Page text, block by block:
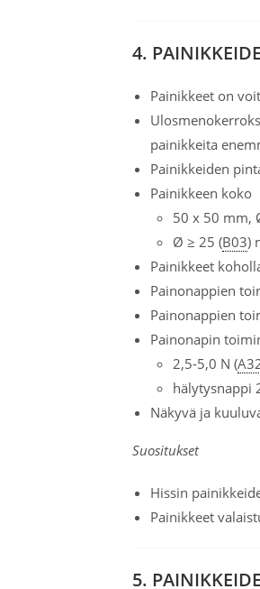
4.
Painikkeet on
painikkeita
Painikkeiden
Painikkeen koko
50 x 50 mm,
Ø ≥ 25 (B03)
Painikkeet
Painonappien
Painonappien
Painonapin
2,5-5,0 N (
hälytysnappi
Näkyvä ja
Suositukset
Hissin
Painikkeet
5.